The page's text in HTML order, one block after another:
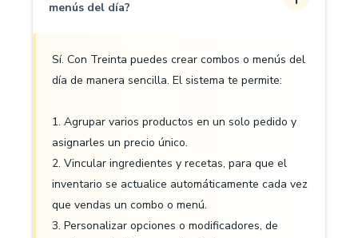
menús del día?
Sí. Con Treinta puedes crear combos o menús del
día de manera sencilla. El sistema te permite:
1. Agrupar varios productos en un solo pedido y
asignarles un precio único.
2. Vincular ingredientes y recetas, para que el
inventario se actualice automáticamente cada vez
que vendas un combo o menú.
3. Personalizar opciones o modificadores, de